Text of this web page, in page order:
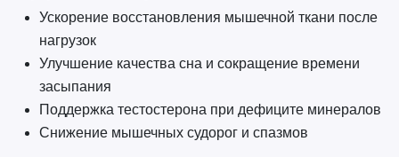
Ускорение восстановления мышечной ткани после
нагрузок
Улучшение качества сна и сокращение времени
засыпания
Поддержка тестостерона при дефиците минералов
Снижение мышечных судорог и спазмов